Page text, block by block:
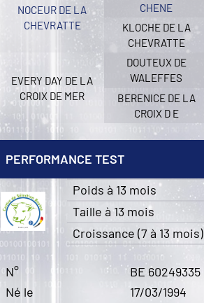
NOCEUR DE LA
CHEVRATTE
CHENE
KLOCHE DE LA
CHEVRATTE
EVERY DAY DE LA
CROIX DE MER
DOUTEUX DE
WALEFFES
BERENICE DE LA
CROIX D E
PERFORMANCE TEST
Poids à 13 mois
Taille à 13 mois
Croissance (7 à 13 mois)
N°
BE 60249335
Né le
17/03/1994